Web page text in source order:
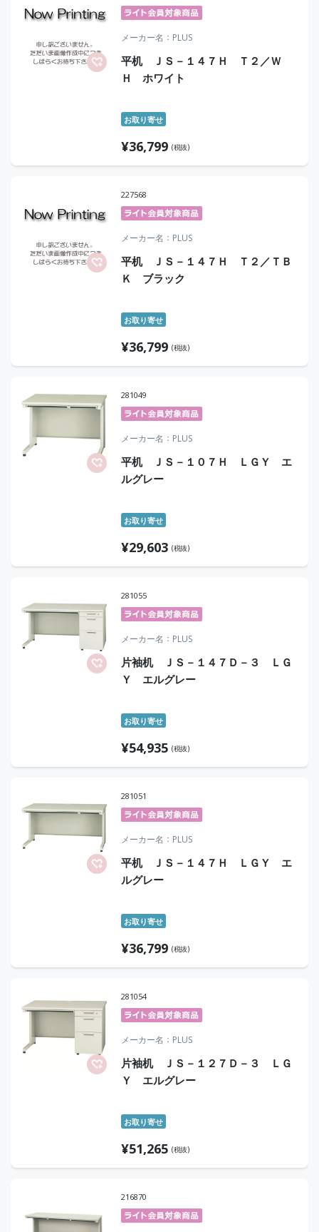
メーカー名 PLUS
平机 ＪＳ－１４７Ｈ Ｔ２／Ｗ
Ｈ ホワイト
お取り寄せ
¥36,799 (税抜)
227568
メーカー名 PLUS
平机 ＪＳ－１４７Ｈ Ｔ２／ＴＢ
Ｋ ブラック
お取り寄せ
¥36,799 (税抜)
281049
メーカー名 PLUS
平机 ＪＳ－１０７Ｈ ＬＧＹ エ
ルグレー
お取り寄せ
¥29,603 (税抜)
281055
メーカー名 PLUS
片袖机 ＪＳ－１４７Ｄ－３ ＬＧ
Ｙ エルグレー
お取り寄せ
¥54,935 (税抜)
281051
メーカー名 PLUS
平机 ＪＳ－１４７Ｈ ＬＧＹ エ
ルグレー
お取り寄せ
¥36,799 (税抜)
281054
メーカー名 PLUS
片袖机 ＪＳ－１２７Ｄ－３ ＬＧ
Ｙ エルグレー
お取り寄せ
¥51,265 (税抜)
216870